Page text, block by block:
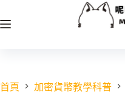
至
容
首頁 加密貨幣教學科普